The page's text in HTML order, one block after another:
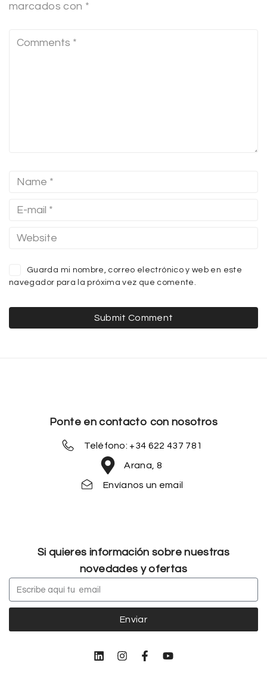
marcados con *
Guarda mi nombre, correo electrónico y web en este
navegador para la próxima vez que comente.
Ponte en contacto con nosotros
Teléfono: +34 622 437 781
Arana, 8
Envíanos un email
Si quieres información sobre nuestras
novedades y ofertas
Enviar